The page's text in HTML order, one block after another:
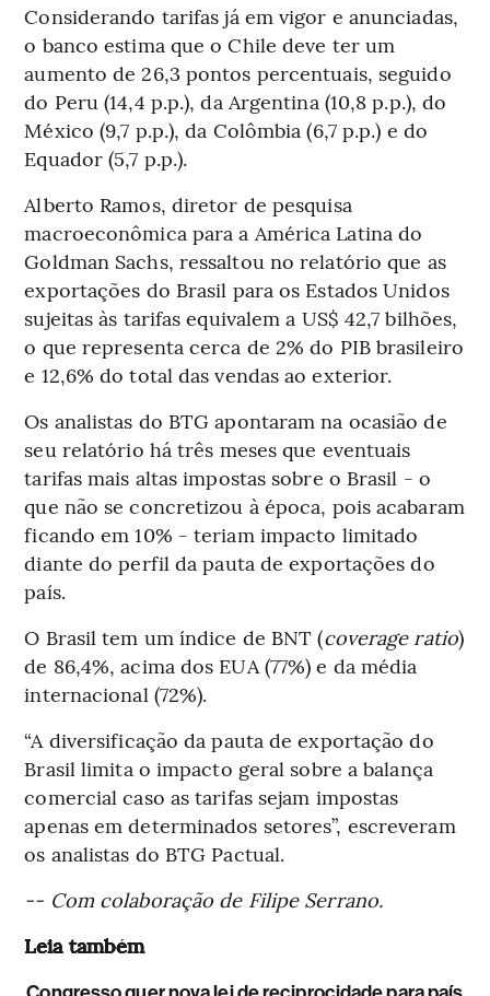
Considerando tarifas já em vigor e anunciadas,
o banco estima que o Chile deve ter um
aumento de 26,3 pontos percentuais, seguido
do Peru (14,4 p.p.), da Argentina (10,8 p.p.), do
México (9,7 p.p.), da Colômbia (6,7 p.p.) e do
Equador (5,7 p.p.).
Alberto Ramos, diretor de pesquisa
macroeconômica para a América Latina do
Goldman Sachs, ressaltou no relatório que as
exportações do Brasil para os Estados Unidos
sujeitas às tarifas equivalem a US$ 42,7 bilhões,
o que representa cerca de 2% do PIB brasileiro
e 12,6% do total das vendas ao exterior.
Os analistas do BTG apontaram na ocasião de
seu relatório há três meses que eventuais
tarifas mais altas impostas sobre o Brasil - o
que não se concretizou à época, pois acabaram
ficando em 10% - teriam impacto limitado
diante do perfil da pauta de exportações do
país.
O Brasil tem um índice de BNT (coverage ratio)
de 86,4%, acima dos EUA (77%) e da média
internacional (72%).
“A diversificação da pauta de exportação do
Brasil limita o impacto geral sobre a balança
comercial caso as tarifas sejam impostas
apenas em determinados setores”, escreveram
os analistas do BTG Pactual.
-- Com colaboração de Filipe Serrano.
Leia também